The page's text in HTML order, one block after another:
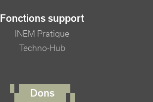
Fonctions support
INEM Pratique
Techno-Hub
Dons